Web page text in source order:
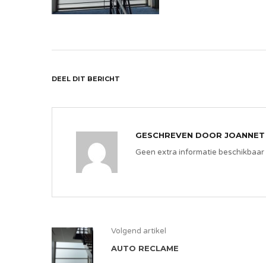
DEEL DIT BERICHT
GESCHREVEN DOOR JOANNET
Geen extra informatie beschikbaar
Volgend artikel
AUTO RECLAME